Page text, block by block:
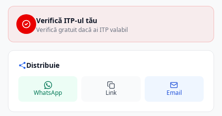
Verifică ITP-ul tău
Verifică gratuit dacă ai ITP valabil
Distribuie
WhatsApp Link Email